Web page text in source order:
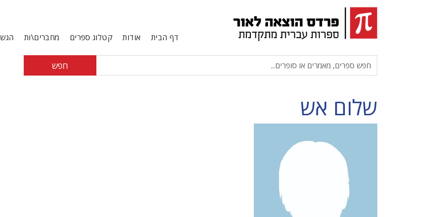
דף הבית אודות קטלוג ספרים מחברים\ות
חפש
שלום אש